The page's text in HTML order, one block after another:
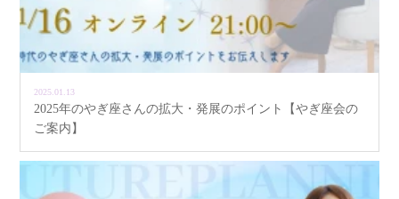
2025.01.13
2025年のやぎ座さんの拡大・発展のポイント【やぎ座会の
ご案内】